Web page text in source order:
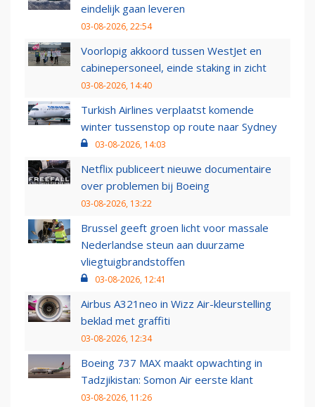
eindelijk gaan leveren
03-08-2026, 22:54
Voorlopig akkoord tussen WestJet en
cabinepersoneel, einde staking in zicht
03-08-2026, 14:40
Turkish Airlines verplaatst komende
winter tussenstop op route naar Sydney
03-08-2026, 14:03
Netflix publiceert nieuwe documentaire
over problemen bij Boeing
03-08-2026, 13:22
Brussel geeft groen licht voor massale
Nederlandse steun aan duurzame
vliegtuigbrandstoffen
03-08-2026, 12:41
Airbus A321neo in Wizz Air-kleurstelling
beklad met graffiti
03-08-2026, 12:34
Boeing 737 MAX maakt opwachting in
Tadzjikistan: Somon Air eerste klant
03-08-2026, 11:26